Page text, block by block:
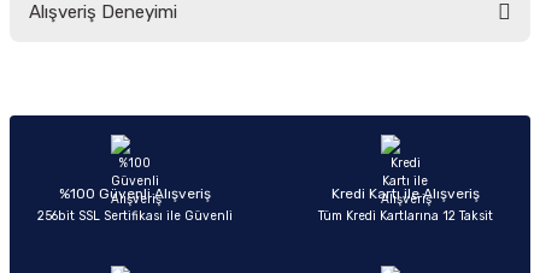
yetersiz gördüğünüz noktaları öneri formunu kullanarak tarafımıza
Ürün açıklamasında eksik bilgiler bulunuyor.
Ürün bilgilerinde hatalar bulunuyor.
Ürün fiyatı diğer sitelerden daha pahalı.
Alışveriş Deneyimi
Sitemize ilk yorumu siz yapın!
%100 Güvenli Alışveriş
256bit SSL Sertifikası ile Güvenli
Kredi Kartı ile Alışveriş
Tüm Kredi Kartlarına 12 Taksit